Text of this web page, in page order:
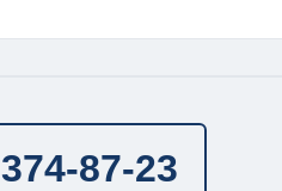
374-87-23